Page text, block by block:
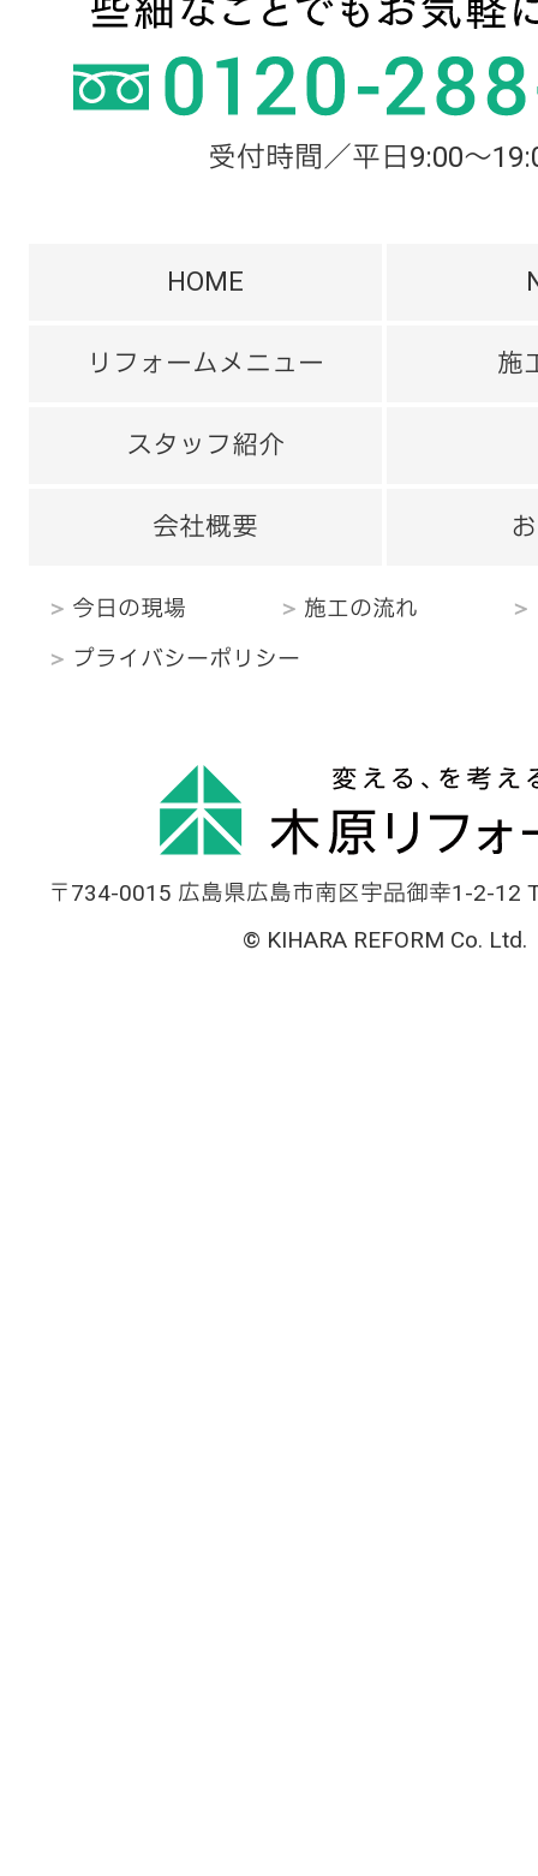
受付時間／平日9:00～
HOME
リフォームメニュー 施
スタッフ紹介
会社概要
今日の現場 施工の流れ
プライバシーポリシー
〒734-0015 広島県広島市南区宇品御幸1-2-12
© KIHARA REFORM Co. Ltd.